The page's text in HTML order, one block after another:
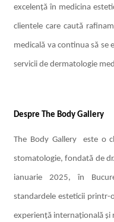
excelență în medicina
clientele care caută
medicală va continua să
servicii de dermatologie
Despre The Body Gallery
The Body Gallery este o
stomatologie, fondată de
ianuarie 2025, în
standardele esteticii printr-
experiență internațională și